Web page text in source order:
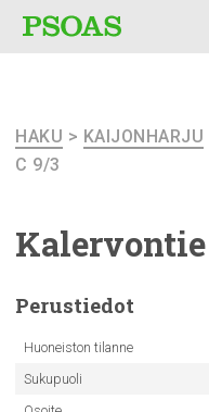
HAKU > KAIJONHARJU
C 9/3
Kalervontie
Perustiedot
Huoneiston tilanne
Sukupuoli